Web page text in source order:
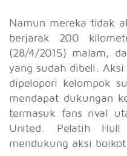
Namun mereka tidak
berjarak 200
(28/4/2015) malam,
yang sudah dibeli.
dipelopori kelompok
mendapat dukungan
termasuk fans rival
United. Pelatih
mendukung aksi